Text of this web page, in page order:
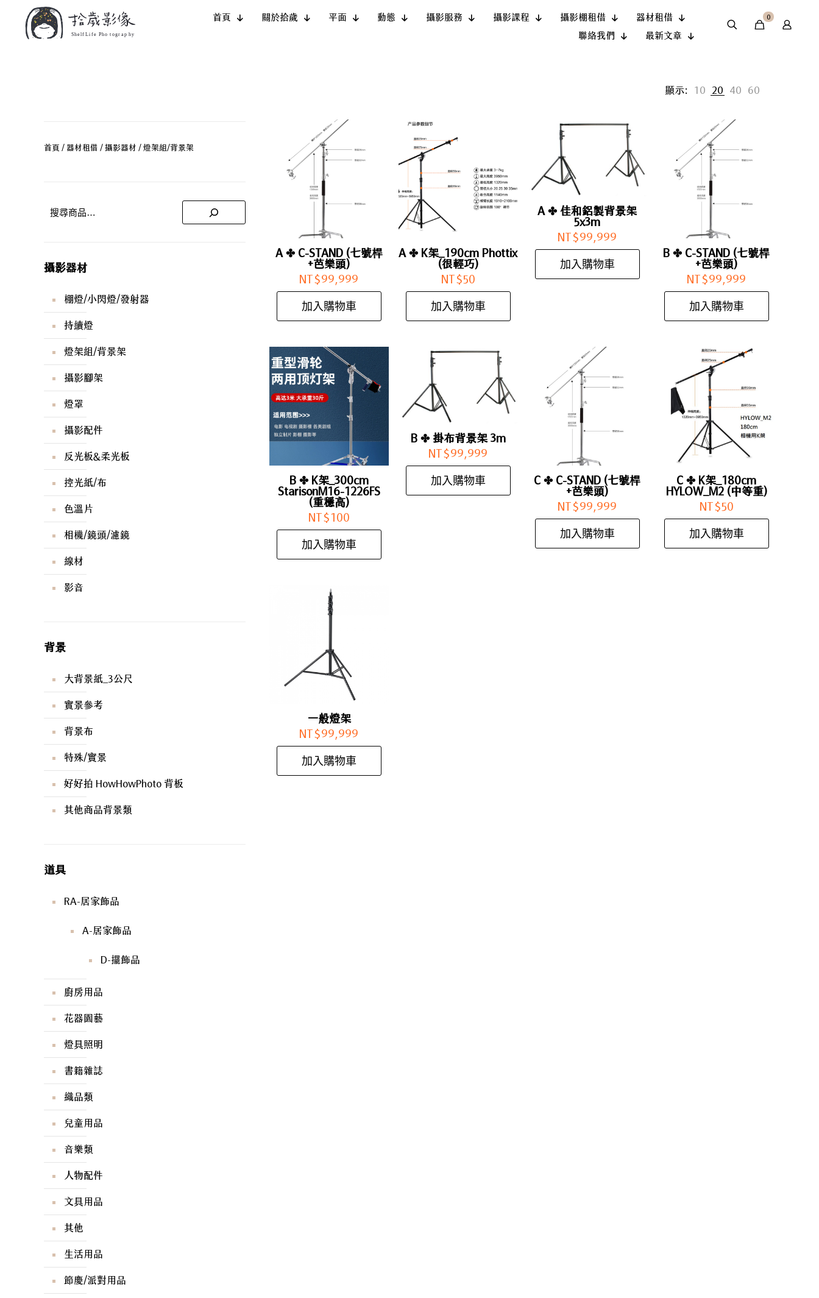
首頁 關於拾歲 平面 動態 攝影服務 攝影課程 攝影棚租借
器材租借
聯絡我們
最新文章
0
顯示: 10 20 40 60
A ✤ C-STAND (七號桿
+芭樂頭)
NT$99,999
加入購物車
A ✤ K架_190cm Phottix
(很輕巧)
NT$50
加入購物車
A ✤ 佳和鋁製背景架
5x3m
NT$99,999
加入購物車
B ✤ C-STAND (七號桿
+芭樂頭)
NT$99,999
加入購物車
B ✤ K架_300cm
StarisonM16-1226FS
(重穩高)
NT$ 100
加入購物車
B ✤ 掛布背景架 3m
NT$99,999
加入購物車
C ✤ C-STAND (七號桿
+芭樂頭)
NT$99,999
加入購物車
C ✤ K架_180cm
HYLOW_M2 (中等重)
NT$50
加入購物車
一般燈架
NT$99,999
加入購物車
首頁 / 器材租借 / 攝影器材 / 燈架組/背景架
攝影器材
棚燈/小閃燈/發射器
持續燈
燈架組/背景架
攝影腳架
燈罩
攝影配件
反光板&柔光板
控光紙/布
色溫片
相機/鏡頭/濾鏡
線材
影音
背景
大背景紙_3公尺
實景參考
背景布
特殊/實景
好好拍 HowHowPhoto 背板
其他商品背景類
道具
RA-居家飾品
A-居家飾品
D-擺飾品
廚房用品
花器園藝
燈具照明
書籍雜誌
織品類
兒童用品
音樂類
人物配件
文具用品
其他
生活用品
節慶/派對用品